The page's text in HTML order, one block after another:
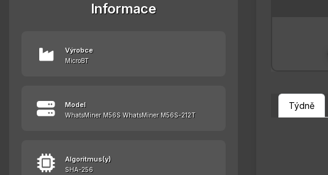
Informace
Výrobce
MicroBT
Model
WhatsMiner M56S WhatsMiner M56S-212T
Algoritmus(y)
SHA-256
Týdně